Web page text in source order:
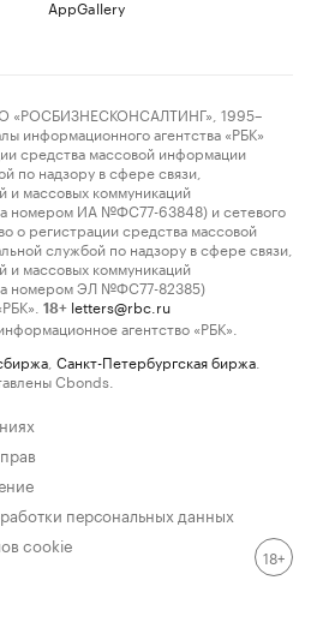
AppGallery
1995–
информационного агентства «РБК»
средства массовой информации
по надзору в сфере связи,
и массовых коммуникаций
номером ИА №ФС77-63848) и сетевого
о регистрации средства массовой
службой по надзору в сфере связи,
и массовых коммуникаций
номером ЭЛ №ФС77-82385)
18+ letters@rbc.ru
агентство «РБК».
Санкт-Петербургская биржа
Cbonds.
персональных данных
cookie
18+